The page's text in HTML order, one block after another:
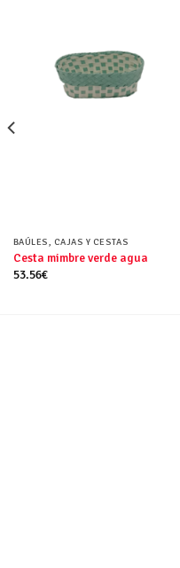
BAÚLES, CAJAS Y CESTAS
Cesta mimbre verde agua
53.56€